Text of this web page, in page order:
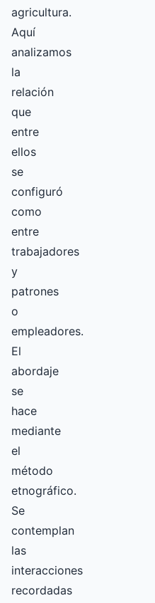
agricultura.
Aquí
analizamos
la
relación
que
entre
ellos
se
configuró
como
entre
trabajadores
y
patrones
o
empleadores.
El
abordaje
se
hace
mediante
el
método
etnográfico.
Se
contemplan
las
interacciones
recordadas